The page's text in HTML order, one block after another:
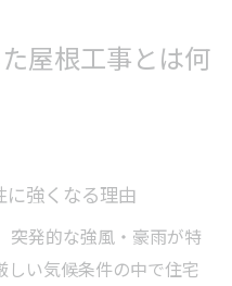
屋根工事とは何
強くなる理由
突発的な強風・豪雨が特
しい気候条件の中で住宅